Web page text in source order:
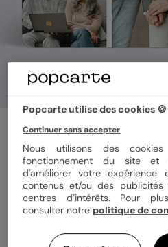
Invitation anniversaire mariage
Pastille
Format
Papier
Popcarte utilise des cookies 🍪
Continuer sans accepter
Nous utilisons des
fonctionnement du site
d'améliorer votre expérience
contenus et/ou des publicités
centres d’intérêts. Pour
consulter notre politique de